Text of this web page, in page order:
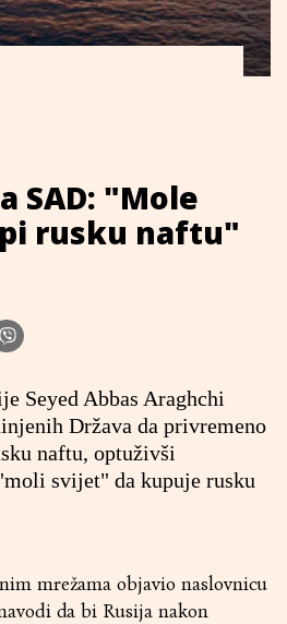
SAD: "Mole
rusku naftu"
Seyed Abbas Araghchi
Država da privremeno
naftu, optuživši
svijet" da kupuje rusku
mrežama objavio naslovnicu
da bi Rusija nakon